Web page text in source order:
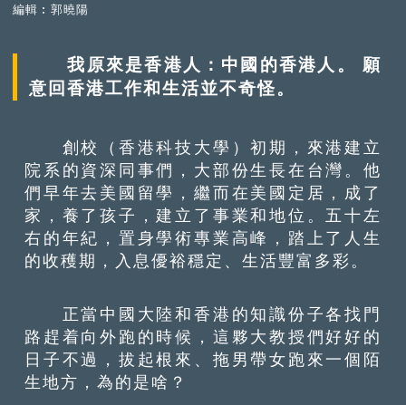
編輯︰郭曉陽
我原來是香港人：中國的香港人。 願
意回香港工作和生活並不奇怪。
創校（香港科技大學）初期，來港建立
院系的資深同事們，大部份生長在台灣。他
們早年去美國留學，繼而在美國定居，成了
家，養了孩子，建立了事業和地位。五十左
右的年紀，置身學術專業高峰，踏上了人生
的收穫期，入息優裕穩定、生活豐富多彩。
正當中國大陸和香港的知識份子各找門
路趕着向外跑的時候，這夥大教授們好好的
日子不過，拔起根來、拖男帶女跑來一個陌
生地方，為的是啥？